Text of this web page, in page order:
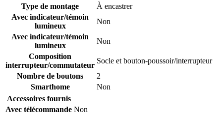
Type de montage
À encastrer
Avec indicateur/témoin
lumineux
Non
Avec indicateur/témoin
lumineux
Non
Composition
interrupteur/commutateur
Socle et bouton-poussoir/interrupteur
Nombre de boutons
2
Smarthome
Non
Accessoires fournis
Avec télécommande Non